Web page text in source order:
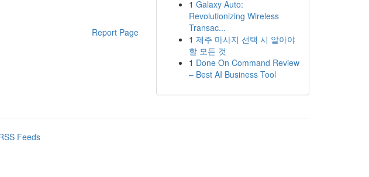
Report Page
1 Galaxy Auto:
Revolutionizing Wireless
Transac...
1 제주 마사지 선택 시 알아야
할 모든 것
1 Done On Command Review
– Best AI Business Tool
Feeds